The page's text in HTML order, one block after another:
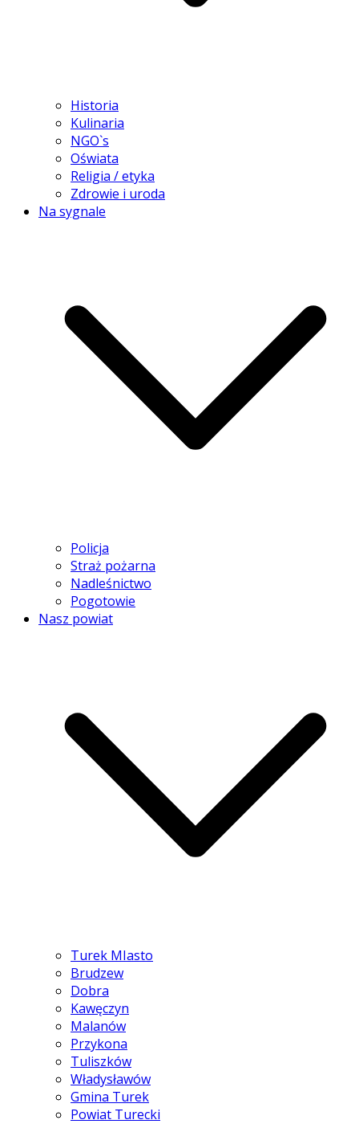
Historia
Kulinaria
NGO`s
Oświata
Religia / etyka
Zdrowie i uroda
Na sygnale
Policja
Straż pożarna
Nadleśnictwo
Pogotowie
Nasz powiat
Turek MIasto
Brudzew
Dobra
Kawęczyn
Malanów
Przykona
Tuliszków
Władysławów
Gmina Turek
Powiat Turecki